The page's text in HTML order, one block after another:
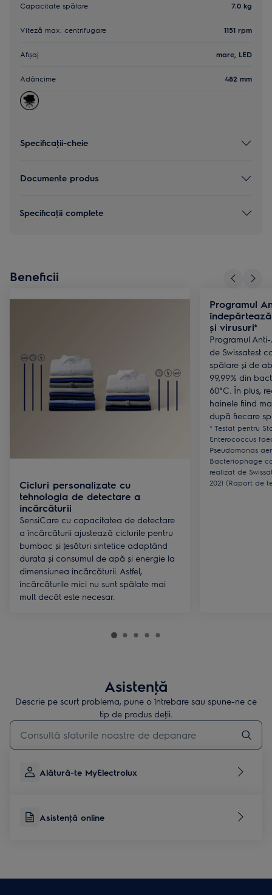
Capacitate spălare 7.0 kg
Viteză max. centrifugare 1151 rpm
Afișaj mare, LED
Adâncime 482 mm
Specificaţii-cheie
Documente produs
Specificaţii complete
Beneficii
Cicluri personalizate cu
tehnologia de detectare a
încărcăturii
SensiCare cu capacitatea de detectare
a încărcăturii ajustează ciclurile pentru
bumbac și ţesături sintetice adaptând
durata și consumul de apă și energie la
dimensiunea încărcăturii. Astfel,
încărcăturile mici nu sunt spălate mai
mult decât este necesar.
Programul
și virusuri*
Programul
de Swissatest
spălare și de
99,99% din
60°C. În plus,
hainele fiind
după fiecare
* Testat pentru
Enterococcus
Pseudomonas
Bacteriophage
realizat de
2021 (Raport de
Asistenţă
Descrie pe scurt problema, pune o întrebare sau spune-ne ce
tip de produs deţii.
Type to search for support articles
Alătură-te MyElectrolux
Asistenţă online